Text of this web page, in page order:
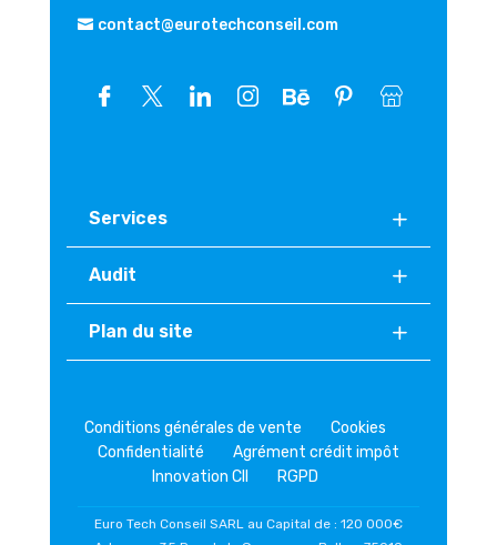
contact@eurotechconseil.com
Services
Audit
Plan du site
Conditions générales de vente
Cookies
Confidentialité
Agrément crédit impôt
Innovation CII
RGPD
Euro Tech Conseil SARL au Capital de : 120 000€